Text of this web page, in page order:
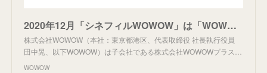
2020年12月「シネフィルWOWOW」は「WOWOWプラス」に チャンネル名を変更します | ニュース | 株式会社WOWOW
株式会社WOWOW（本社：東京都港区、代表取締役 社長執行役員
田中晃、以下WOWOW）は子会社である株式会社WOWOWプラス…
WOWOW